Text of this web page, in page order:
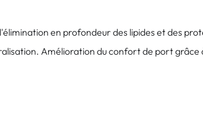
en profondeur des lipides et des
Amélioration du confort de port